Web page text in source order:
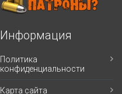
Информация
Политика
конфиденциальности
Карта сайта